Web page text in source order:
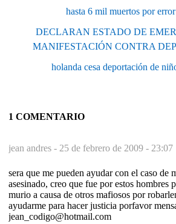
hasta 6 mil muertos por
DECLARAN ESTADO DE
MANIFESTACIÓN CONTRA
holanda cesa deportación de
1 COMENTARIO
jean andres - 25 de febrero de 2009 - 23:07
sera que me pueden ayudar con el caso de
asesinado, creo que fue por estos hombres
murio a causa de otros mafiosos por
ayudarme para hacer justicia porfavor
jean_codigo@hotmail.com